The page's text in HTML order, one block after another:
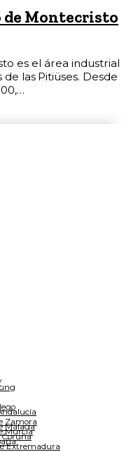
de Montecristo
es el área industrial
las Pitiüses. Desde
Zamora
Málaga
Murcia
Coruña
Extremadura